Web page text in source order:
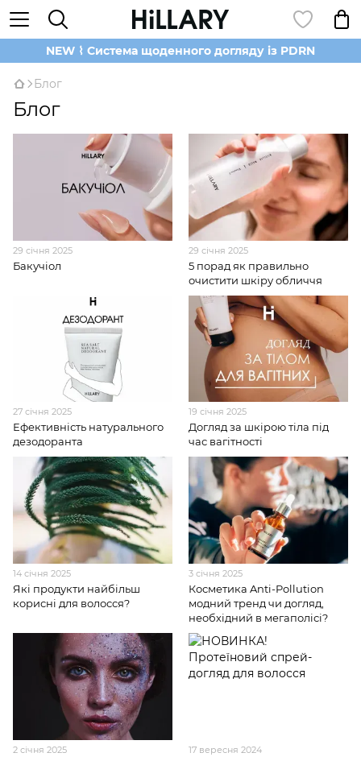
NEW ⌇ Система щоденного догляду із PDRN
Блог
Блог
29 січня 2025
Бакучіол
29 січня 2025
5 порад як правильно
очистити шкіру обличчя
27 січня 2025
Ефективність натурального
дезодоранта
19 січня 2025
Догляд за шкірою тіла під
час вагітності
14 січня 2025
Які продукти найбільш
корисні для волосся?
3 січня 2025
Косметика Anti-Pollution
модний тренд чи догляд,
необхідний в мегаполісі?
2 січня 2025 17 вересня 2024